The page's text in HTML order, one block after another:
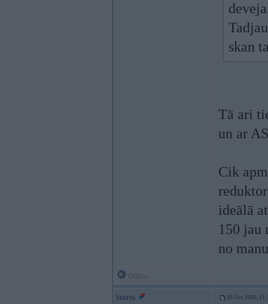
skan
Tā ari
un ar
Cik
ideālā
150 jau
no
Staris 30. Oct 2009,